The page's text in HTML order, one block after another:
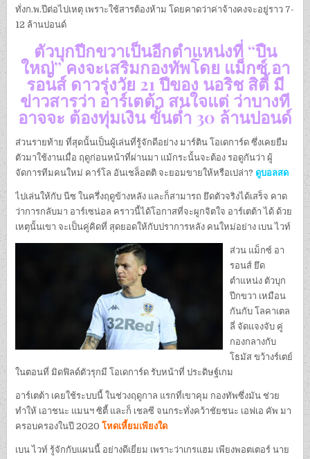
ทั่งก.พ.ปีต่อไปเหตุ เพราะใช้สารต้องห้าม โดยคาดว่าค่าจ้างคงจะอยู่ราว 7-
12 ล้านปอนด์
ตัวบุกปีกขวาเป็นอีกตำแหน่งที่ “ปืน
ใหญ่” คงจะเสริมกองทัพโดย แม็กซ์ อา
รอนส์ ดาวรุ่งวัย 21 ปีของ นอริช สิตี้ มี
ข่าวสารว่า อาร์เตต้า สนใจแต่ ว่าบางที
อาจจะ ต้องทุ่มเงิน ขั้นต่ำ 30 ล้านปอนด์
ส่วนรายท้าย ที่สุดนั้นเป็นผู้เล่นที่รู้จักดีอย่าง มาร์ติน โอเดการ์ด ซึ่งเคยยืม
ตัวมาใช้งานเมื่อ ฤดูก่อนหน้าที่ผ่านมา แม้กระนั้นจะต้อง รอดูกันว่า ผู้
จัดการทีมคนใหม่ คาร์โล อันเชล็อตติ จะยอมขายให้หรือเปล่า? ดูบอลสด
ไปเล่นให้กับ นีซ ในครึ่งฤดูข้างหลัง และก็สามารถ ยึดตัวจริงได้เสร็จ คาด
ว่าการกลับมา อาร์เซน่อล คราวนี้ได้โอกาสที่จะผูกจิตใจ อาร์เตต้า ได้ ด้วย
เหตุนั้นเขา จะเป็นคู่คิดที่ สุดยอดให้กับปราการหลัง คนใหม่อย่าง เบน ไวท์
ส่วน แม็กซ์ อา
รอนส์ ยึด
ตำแหน่ง ตัวบุก
ปีกขวา เหมือน
กันกับ โลคาเตล
ลี่ จัดแจงจับ คู่
กองกลางกับ
โธมัส ขว้างร์เตย์
ในตอนที่ มิดฟิลด์ตัวรุกมี โอเดการ์ด รับหน้าที่ ประดิษฐ์เกม
อาร์เตต้า เคยใช้ระบบนี้ ในช่วงฤดูกาล แรกที่เขาคุม กองทัพซึ่งมัน ช่วย
ทำให้ เอาชนะ แมนฯ ซิตี้ และก็ เชลซี จนกระทั่งคว้าชัยชนะ เอฟเอ คัพ มา
ครอบครองในปี 2020โหดเหี้ยมเพียงใด
เบน ไวท์ รู้จักกับแผนนี้ อย่างดีเยี่ยม เพราะว่าเกรแฮม เพียงพอตเตอร์ นาย